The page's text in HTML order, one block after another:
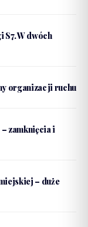
S7. W dwóch
organizacji ruchu
zamknięcia i
– duże